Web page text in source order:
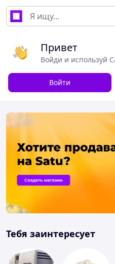
Привет
Войди и используй
Войти
Тебя заинтересует